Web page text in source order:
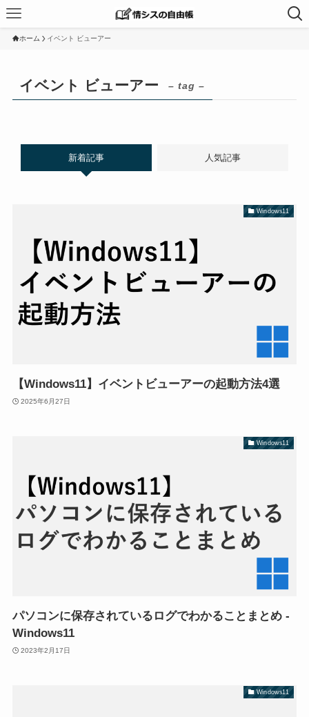
ホーム イベント ビューアー
イベント ビューアー – tag –
新着記事 人気記事
Windows11
【Windows11】イベントビューアーの起動方法4選
2025年6月27日
Windows11
パソコンに保存されているログでわかることまとめ -
Windows11
2023年2月17日
Windows11